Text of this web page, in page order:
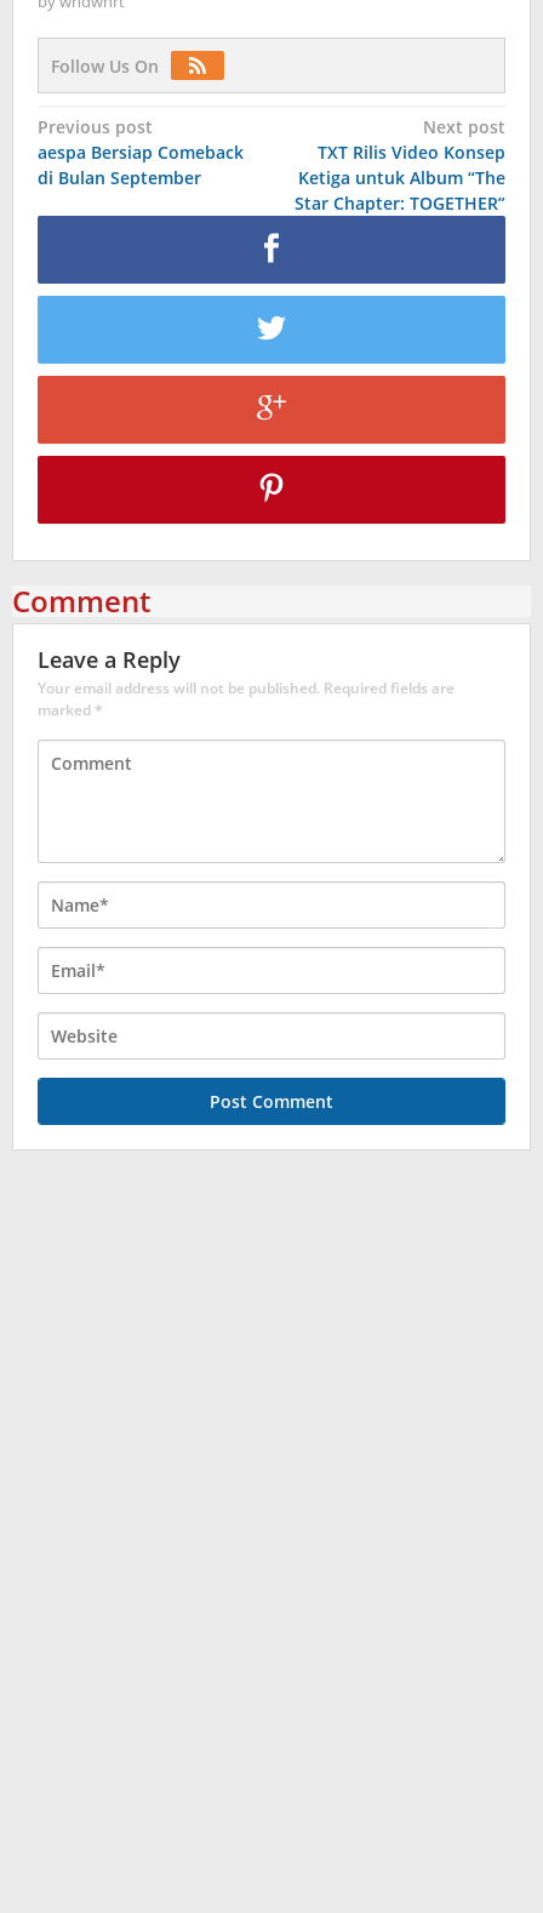
Follow Us On
Post
navigation
Previous post
aespa Bersiap Comeback
di Bulan September
Next post
TXT Rilis Video Konsep
Ketiga untuk Album “The
Star Chapter: TOGETHER”
Comment
Leave a Reply
Your email address will not be published. Required fields are
marked*